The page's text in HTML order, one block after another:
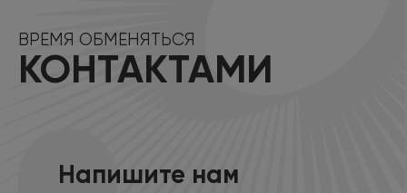
ВРЕМЯ ОБМЕНЯТЬСЯ
КОНТАКТАМИ
Напишите нам